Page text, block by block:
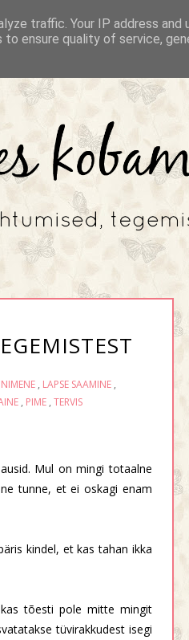
, LAPSE SAAMINE ,
, PIME , TERVIS
Mul on mingi totaalne
tunne, et ei oskagi enam
kindel, et kas tahan ikka
tõesti pole mitte mingit
tüvirakkudest isegi
traffic. Your IP address and
ensure quality of service,